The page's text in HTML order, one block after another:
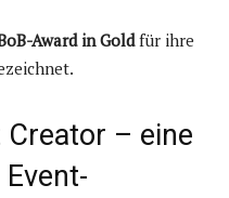
Award in Goldfür ihre
Creator – eine